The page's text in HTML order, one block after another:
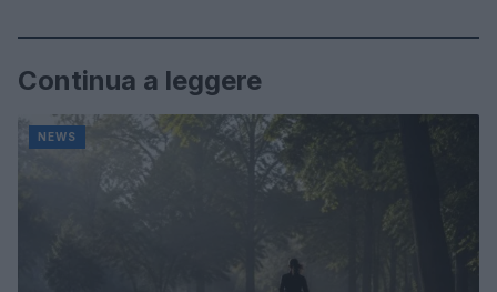
Continua a leggere
NEWS